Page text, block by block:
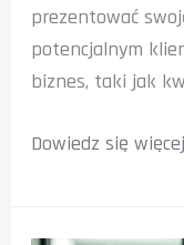
prezentować
potencjalnym
biznes, taki jak
Dlaczego
Powinny
Dowiedz się